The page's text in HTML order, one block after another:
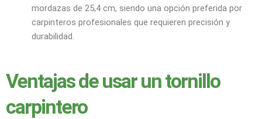
mordazas de 25,4 cm, siendo una opción preferida por
carpinteros profesionales que requieren precisión y
durabilidad.
Ventajas de usar un tornillo
carpintero